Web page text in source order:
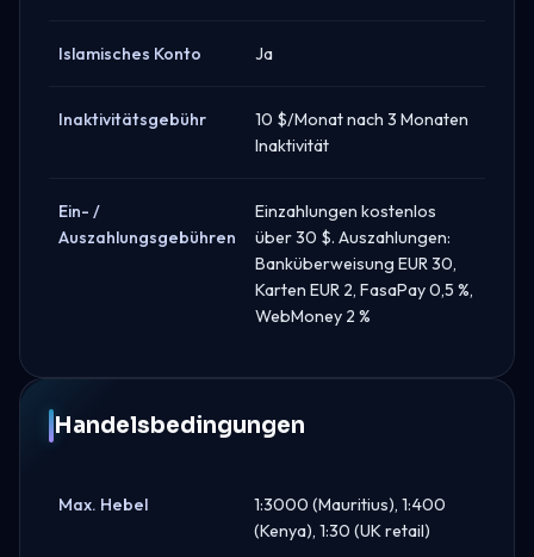
Islamisches Konto Ja
Inaktivitätsgebühr
10 $/Monat nach 3 Monaten
Inaktivität
Ein- /
Auszahlungsgebühren
Einzahlungen kostenlos
über 30 $. Auszahlungen:
Banküberweisung EUR 30,
Karten EUR 2, FasaPay 0,5 %,
WebMoney 2 %
Handelsbedingungen
Max. Hebel
1:3000 (Mauritius), 1:400
(Kenya), 1:30 (UK retail)